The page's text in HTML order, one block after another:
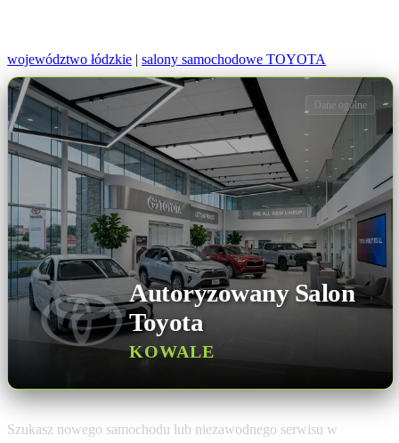
województwo łódzkie | salony samochodowe TOYOTA
Autoryzowany Salon
Toyota
KOWALE
Dane ogólne
Szukasz nowego samochodu lub niezawodnego serwisu w